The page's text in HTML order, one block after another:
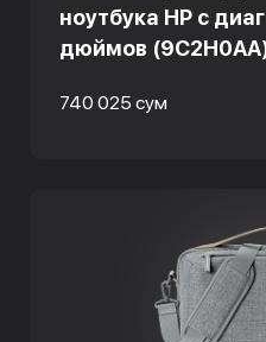
ноутбука HP с
дюймов
740 025 сум